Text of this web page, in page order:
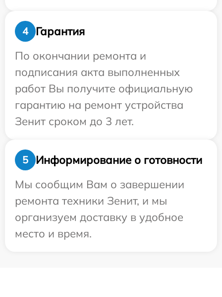
4
Гарантия
По окончании ремонта и
подписания акта выполненных
работ Вы получите официальную
гарантию на ремонт устройства
Зенит сроком до 3 лет.
5
Информирование о готовности
Мы сообщим Вам о завершении
ремонта техники Зенит, и мы
организуем доставку в удобное
место и время.